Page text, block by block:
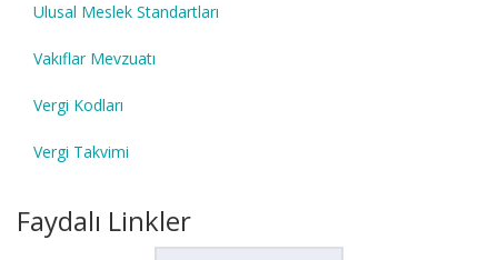
Ulusal Meslek Standartları
Vakıflar Mevzuatı
Vergi Kodları
Vergi Takvimi
Faydalı Linkler